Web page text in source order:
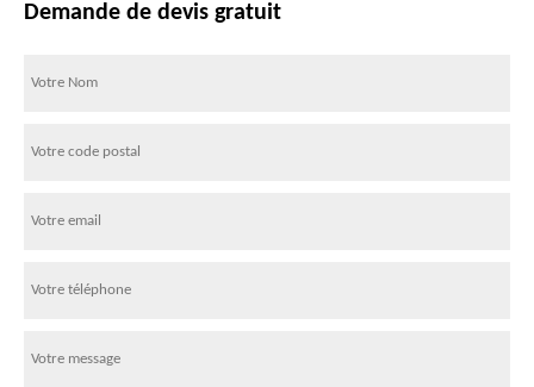
Demande de devis gratuit